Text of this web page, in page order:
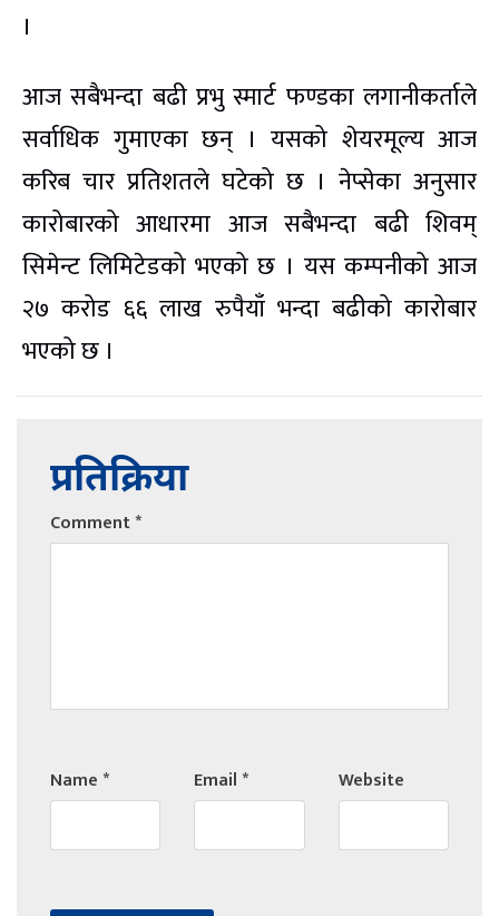
।
आज सबैभन्दा बढी प्रभु स्मार्ट फण्डका लगानीकर्ताले
सर्वाधिक गुमाएका छन् । यसको शेयरमूल्य आज
करिब चार प्रतिशतले घटेको छ । नेप्सेका अनुसार
कारोबारको आधारमा आज सबैभन्दा बढी शिवम्
सिमेन्ट लिमिटेडको भएको छ । यस कम्पनीको आज
२७ करोड ६६ लाख रुपैयाँ भन्दा बढीको कारोबार
भएको छ ।
प्रतिक्रिया
Comment*
Name* Email* Website